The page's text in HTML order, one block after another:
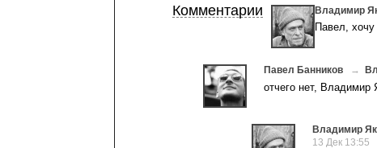
Комментарии Владимир
Павел,
Павел Банников →
отчего нет, Владимир
Владимир
13 Дек 13:55